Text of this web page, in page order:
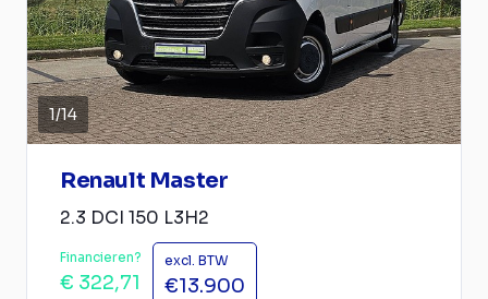
1/14
Renault Master
2.3 DCI 150 L3H2
Financieren?
€ 322,71
excl. BTW
€13.900